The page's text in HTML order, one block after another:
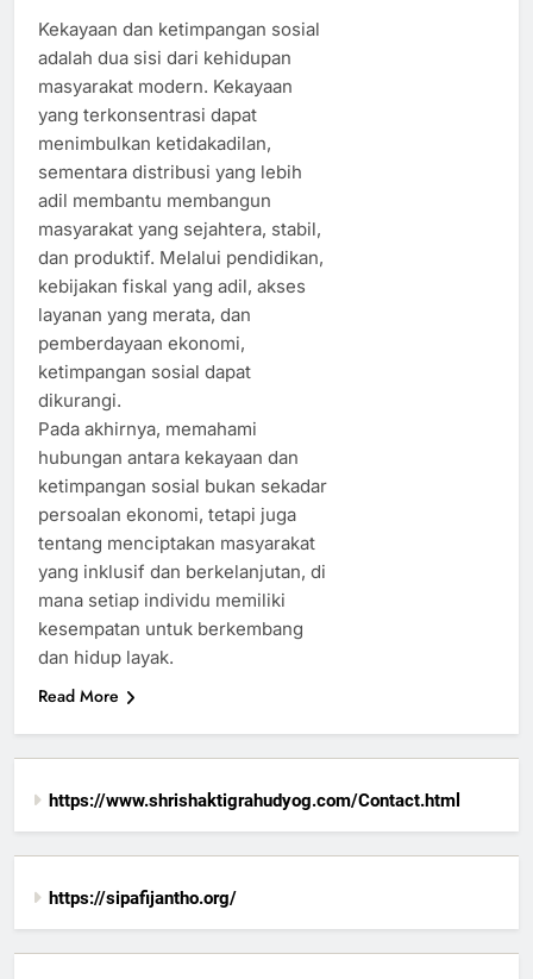
Kekayaan dan ketimpangan sosial
adalah dua sisi dari kehidupan
masyarakat modern. Kekayaan
yang terkonsentrasi dapat
menimbulkan ketidakadilan,
sementara distribusi yang lebih
adil membantu membangun
masyarakat yang sejahtera, stabil,
dan produktif. Melalui pendidikan,
kebijakan fiskal yang adil, akses
layanan yang merata, dan
pemberdayaan ekonomi,
ketimpangan sosial dapat
dikurangi.
Pada akhirnya, memahami
hubungan antara kekayaan dan
ketimpangan sosial bukan sekadar
persoalan ekonomi, tetapi juga
tentang menciptakan masyarakat
yang inklusif dan berkelanjutan, di
mana setiap individu memiliki
kesempatan untuk berkembang
dan hidup layak.
Read More
https://www.shrishaktigrahudyog.com/Contact.html
https://sipafijantho.org/